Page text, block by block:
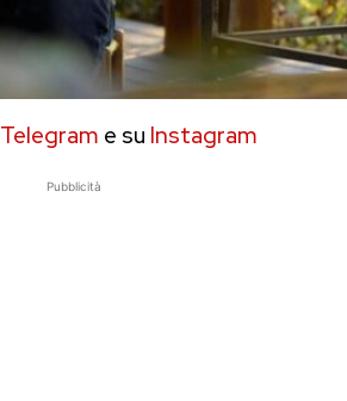
Telegram e su Instagram
Pubblicità